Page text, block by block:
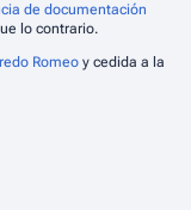
de documentación
lo contrario.
Romeo y cedida a la